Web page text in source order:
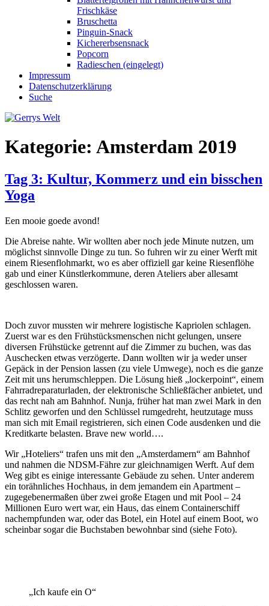
Frischkäse
Bruschetta
Pinguin-Snack
Kichererbsensnack
Popcorn
Radieschen (eingelegt)
Impressum
Datenschutzerklärung
Suche
Kategorie: Amsterdam 2019
Tag 3: Kultur, Kommerz und ein bisschen
Yoga
Een mooie goede avond!
Die Abreise nahte. Wir wollten aber noch jede Minute nutzen, um
möglichst sinnvolle Dinge zu tun. So fuhren wir zu einer Werft mit
einem Riesenflohmarkt, wo es aber offiziell gar keine Riesenflöhe
gab und einer Künstlerkommune, deren Ateliers aber allesamt
geschlossen waren.
Doch zuvor mussten wir mehrere logistische Kapriolen schlagen.
Zuerst war es den Frühstücksmenschen nicht gelungen, unsere
diversen Frühstücke getrennt auf die Zimmer zu buchen, was das
Auschecken etwas verzögerte. Dann wollten wir ja weder unser
Gepäck in der Pension lassen (zu viele Umwege), noch es die ganze
Zeit mit uns herumschleppen. Die Lösung hieß „lockerpoint“, einem
Fahrradreparaturladen, der elektronische Schließfächer anbietet, und
das recht nah am Bahnhof. Nunja, früher hat man zwei Mark in den
Schlitz geworfen und den Schlüssel rumgedreht, heutzutage muss
man sich mit Email registrieren, sich einen Code ausdenken und die
Kreditkarte belasten. Brave new world….
Wir „Hoteliers“ trafen uns mit den „Amsterdamern“ am Bahnhof
und nahmen die NDSM-Fähre zur gleichnamigen Werft. Auf dem
Weg gibt es einige interessante Gebäude zu sehen. Unter anderem
ein torähnliches Hochhaus, in dem jemandem ein Apartment –
zugegebenermaßen über zwei große Etagen und mit Pool – 24
Millionen Euro wert war, ein Haus, das einem Containerschiff
nachempfunden war, oder das Botel, ein Hotel auf einem Boot, wo
scheinbar sogar die Buchstaben bewohnbar sind (siehe Foto).
„Ich kaufe ein O“